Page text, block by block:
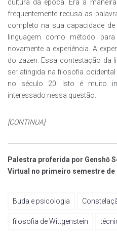
cultura da época. Era a
frequentemente recusa as
completo na sua capacidade
linguagem como método
novamente a experiência. A
do zazen. Essa contestação da
ser atingida na filosofia
no século 20. Isto é muito
interessado nessa questão.
[CONTINUA]
Palestra proferida por Genshō
Virtual no primeiro semestre de
Buda e psicologia
filosofia de Wittgenstein